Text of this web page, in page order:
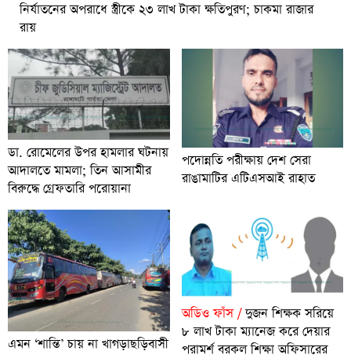
নির্যাতনের অপরাধে স্ত্রীকে ২৩ লাখ টাকা ক্ষতিপুরণ; চাকমা রাজার
রায়
ডা. রোমেলের উপর হামলার ঘটনায়
আদালতে মামলা; তিন আসামীর
বিরুদ্ধে গ্রেফতারি পরোয়ানা
পদোন্নতি পরীক্ষায় দেশ সেরা
রাঙামাটির এটিএসআই রাহাত
এমন ‘শান্তি’ চায় না খাগড়াছড়িবাসী
অডিও ফাঁস /দুজন শিক্ষক সরিয়ে
৮ লাখ টাকা ম্যানেজ করে দেয়ার
পরামর্শ বরকল শিক্ষা অফিসারের